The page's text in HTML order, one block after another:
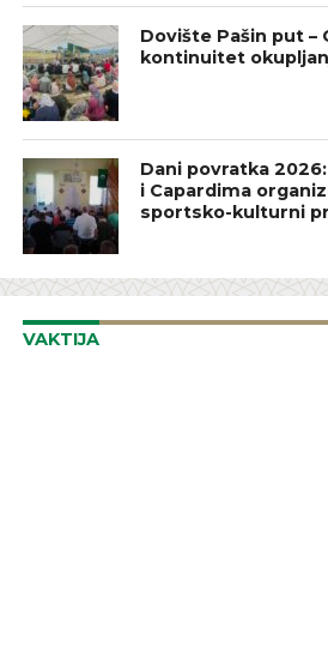
Dovište Pašin put –
kontinuitet
Dani povratka
i Capardima
sportsko-kulturni
VAKTIJA